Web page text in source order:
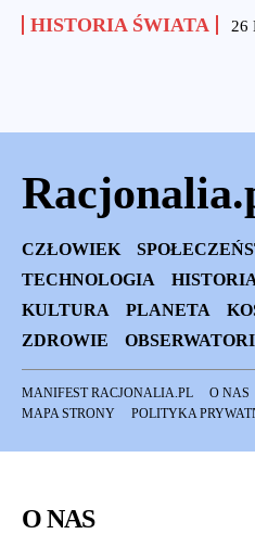
HISTORIA ŚWIATA 26
CZŁOWIEK
TECHNOLOGIA
KULTURA
PLANETA
ZDROWIE
MANIFEST RACJONALIA.PL O NAS
MAPA STRONY
POLITYKA
O NAS